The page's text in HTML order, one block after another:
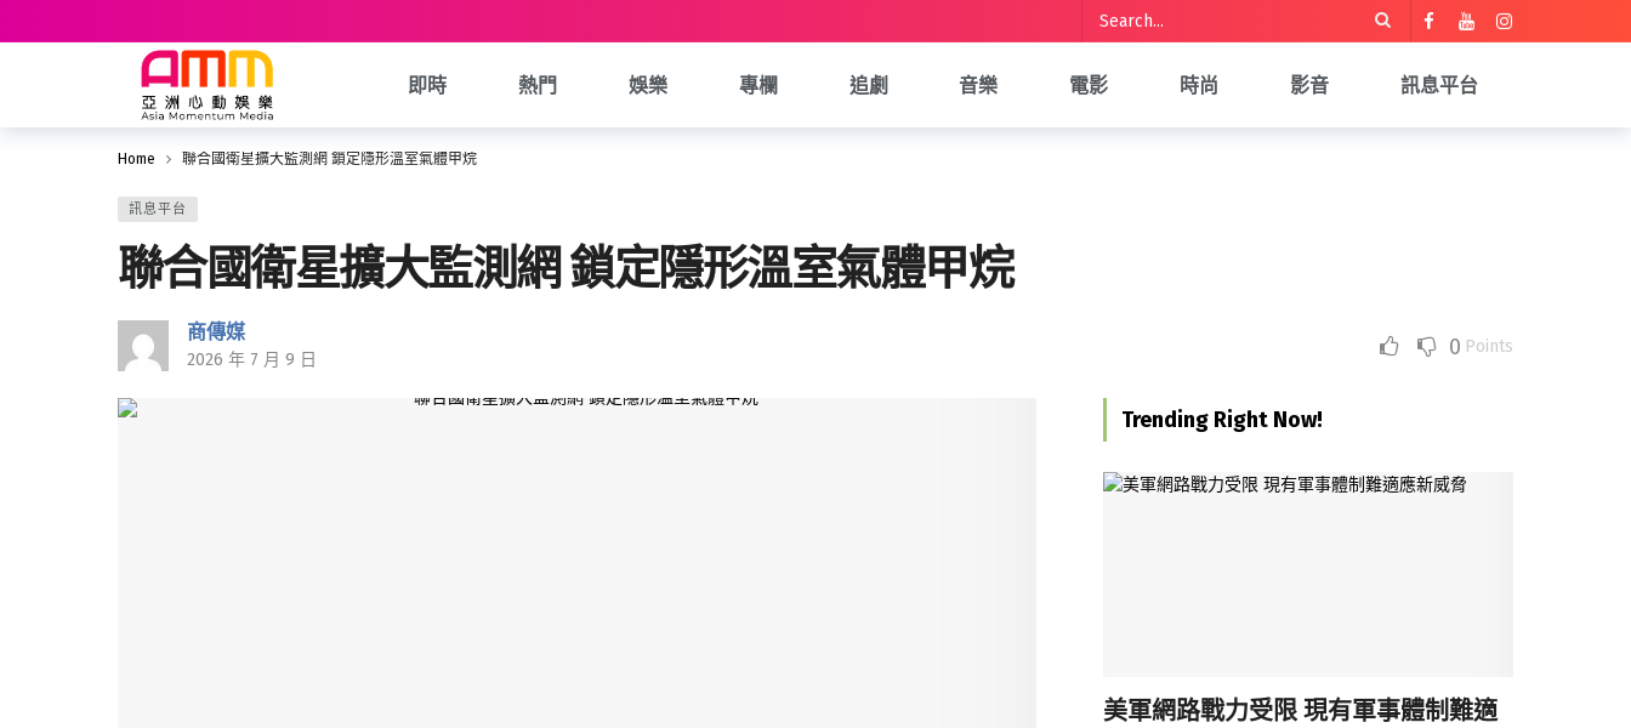
即時 熱門 娛樂 專欄 追劇 音樂 電影 時尚 影音 訊息平台
Home 聯合國衛星擴大監測網 鎖定隱形溫室氣體甲烷
訊息平台
聯合國衛星擴大監測網 鎖定隱形溫室氣體甲烷
商傳媒
2026 年 7 月 9 日 0 Points
Trending Right Now!
美軍網路戰力受限 現有軍事體制難適